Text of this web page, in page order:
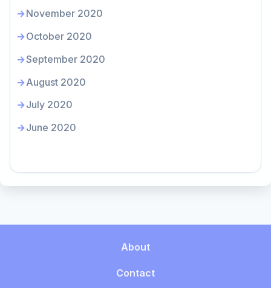
November 2020
October 2020
September 2020
August 2020
July 2020
June 2020
About
Contact